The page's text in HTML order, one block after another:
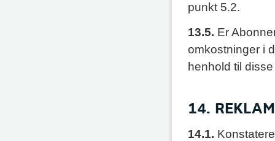
punkt 5.2.
13.5. Er
omkostninger i
henhold til
14.
14.1.